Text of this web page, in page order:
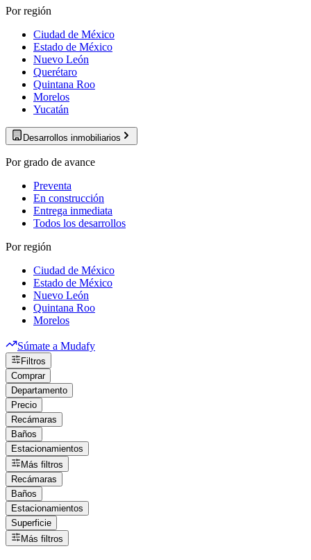
Por región
Ciudad de México
Estado de México
Nuevo León
Querétaro
Quintana Roo
Morelos
Yucatán
Desarrollos inmobiliarios
Por grado de avance
Preventa
En construcción
Entrega inmediata
Todos los desarrollos
Por región
Ciudad de México
Estado de México
Nuevo León
Quintana Roo
Morelos
Súmate a Mudafy
Filtros
Comprar
Departamento
Precio
Recámaras
Baños
Estacionamientos
Más filtros
Recámaras
Baños
Estacionamientos
Superficie
Más filtros